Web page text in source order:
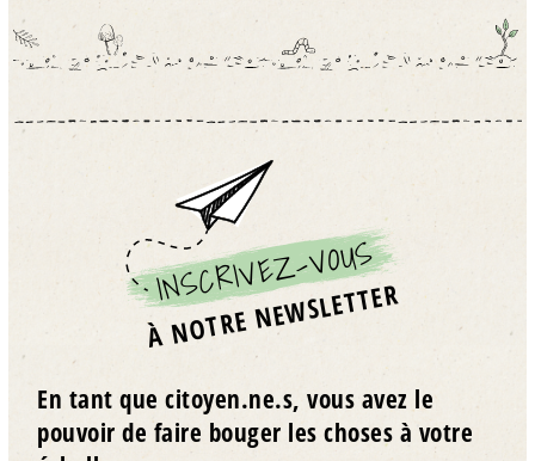
INSCRIVEZ-VOUS
À NOTRE NEWSLETTER
En tant que citoyen.ne.s, vous avez le
pouvoir de faire bouger les choses à votre